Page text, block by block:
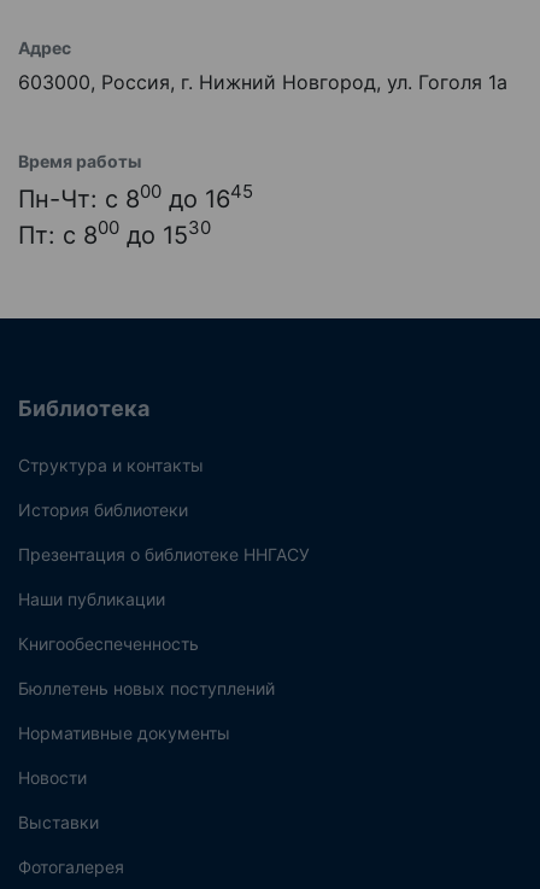
Адрес
603000, Россия, г. Нижний Новгород, ул. Гоголя 1а
Время работы
Пн-Чт: с 800 до 1645
Пт: с 800 до 1530
Библиотека
Структура и контакты
История библиотеки
Презентация о библиотеке ННГАСУ
Наши публикации
Книгообеспеченность
Бюллетень новых поступлений
Нормативные документы
Новости
Выставки
Фотогалерея